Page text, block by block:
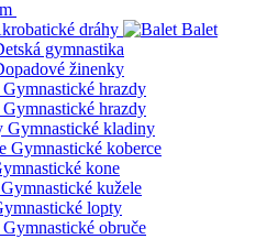
dráhy
Balet
gymnastika
žinenky
Gymnastické hrazdy
Gymnastické hrazdy
Gymnastické kladiny
Gymnastické koberce
kone
Gymnastické kužele
lopty
Gymnastické obruče